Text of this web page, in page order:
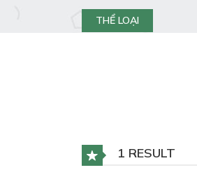
THỂ LOẠI
1 RESULT